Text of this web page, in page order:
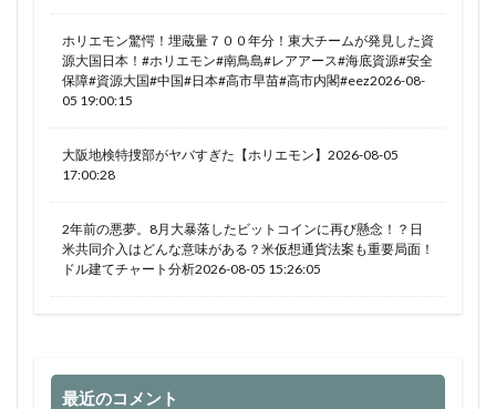
ホリエモン驚愕！埋蔵量７００年分！東大チームが発見した資
源大国日本！#ホリエモン#南鳥島#レアアース#海底資源#安全
保障#資源大国#中国#日本#高市早苗#高市内閣#eez2026-08-
05 19:00:15
大阪地検特捜部がヤバすぎた【ホリエモン】2026-08-05
17:00:28
2年前の悪夢。8月大暴落したビットコインに再び懸念！？日
米共同介入はどんな意味がある？米仮想通貨法案も重要局面！
ドル建てチャート分析2026-08-05 15:26:05
最近のコメント